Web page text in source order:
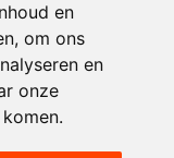
en
om ons
en
onze